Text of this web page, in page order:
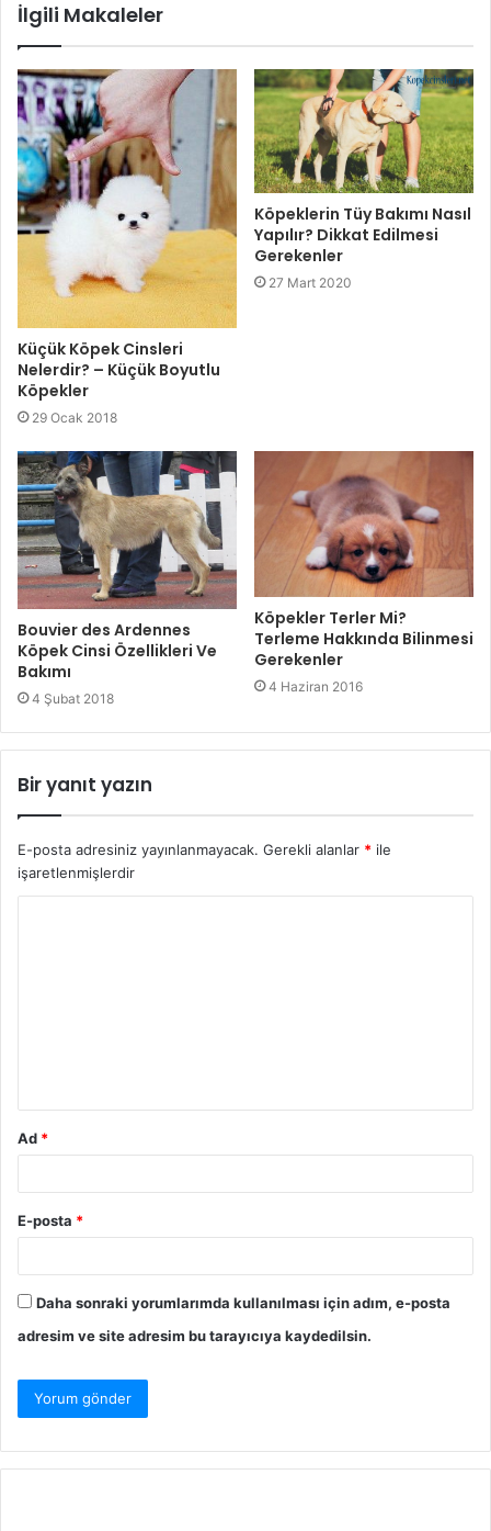
İlgili Makaleler
Küçük Köpek Cinsleri
Nelerdir? – Küçük Boyutlu
Köpekler
29 Ocak 2018
Köpeklerin Tüy Bakımı Nasıl
Yapılır? Dikkat Edilmesi
Gerekenler
27 Mart 2020
Bouvier des Ardennes
Köpek Cinsi Özellikleri Ve
Bakımı
4 Şubat 2018
Köpekler Terler Mi?
Terleme Hakkında Bilinmesi
Gerekenler
4 Haziran 2016
Bir yanıt yazın
E-posta adresiniz yayınlanmayacak. Gerekli alanlar * ile
işaretlenmişlerdir
Ad *
E-posta *
Daha sonraki yorumlarımda kullanılması için adım, e-posta
adresim ve site adresim bu tarayıcıya kaydedilsin.